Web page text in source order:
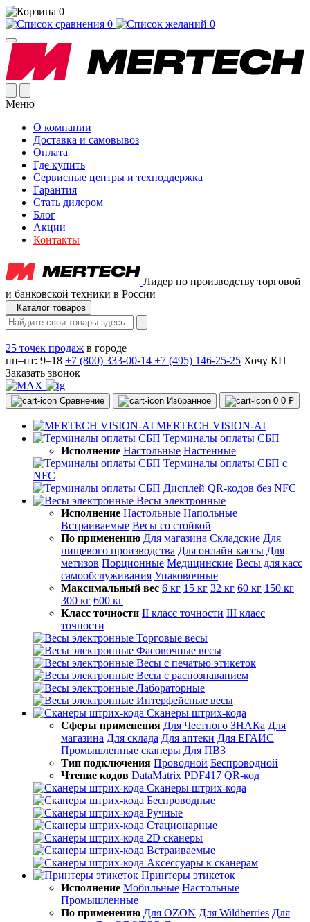
0
0
0
Меню
О компании
Доставка и самовывоз
Оплата
Где купить
Сервисные центры и техподдержка
Гарантия
Стать дилером
Блог
Акции
Контакты
Лидер по производству торговой
и банковской техники в России
Каталог товаров
25 точек продаж в городе
пн–пт: 9–18 +7 (800) 333-00-14 +7 (495) 146-25-25 Хочу КП
Заказать звонок
Сравнение Избранное 0 0 ₽
MERTECH VISION-AI
Терминалы оплаты СБП
Исполнение Настольные Настенные
Терминалы оплаты СБП с
NFC
Дисплей QR-кодов без NFC
Весы электронные
Исполнение Настольные Напольные
Встраиваемые Весы со стойкой
По применению Для магазина Складские Для
пищевого производства Для онлайн кассы Для
метизов Порционные Медицинские Весы для касс
самообслуживания Упаковочные
Максимальный вес 6 кг 15 кг 32 кг 60 кг 150 кг
300 кг 600 кг
Класс точности II класс точности III класс
точности
Торговые весы
Фасовочные весы
Весы с печатью этикеток
Весы с распознаванием
Лабораторные
Интерфейсные весы
Сканеры штрих-кода
Сферы применения Для Честного ЗНАКа Для
магазина Для склада Для аптеки Для ЕГАИС
Промышленные сканеры Для ПВЗ
Тип подключения Проводной Беспроводной
Чтение кодов DataMatrix PDF417 QR-код
Сканеры штрих-кода
Беспроводные
Ручные
Стационарные
2D сканеры
Встраиваемые
Аксессуары к сканерам
Принтеры этикеток
Исполнение Мобильные Настольные
Промышленные
По применению Для OZON Для Wildberries Для